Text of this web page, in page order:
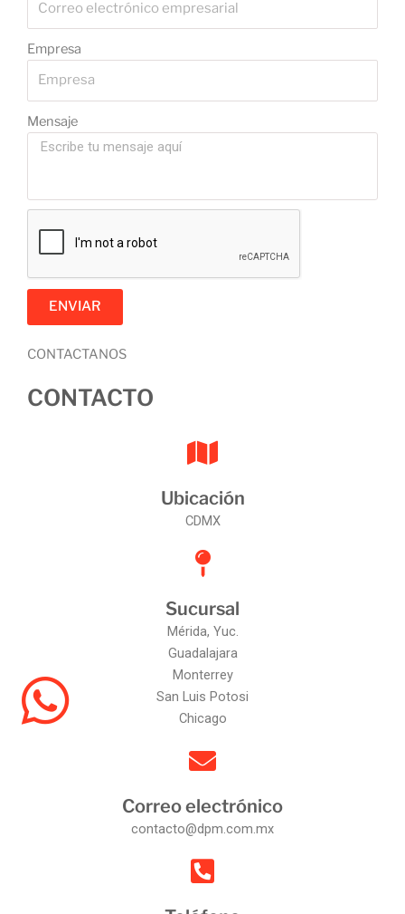
Empresa
Mensaje
ENVIAR
CONTACTANOS
CONTACTO
Ubicación
CDMX
Sucursal
Mérida, Yuc.
Guadalajara
Monterrey
San Luis Potosi
Chicago
Correo electrónico
contacto@dpm.com.mx